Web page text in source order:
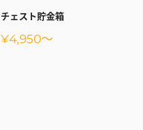
チェスト貯金箱
販
¥4,950～